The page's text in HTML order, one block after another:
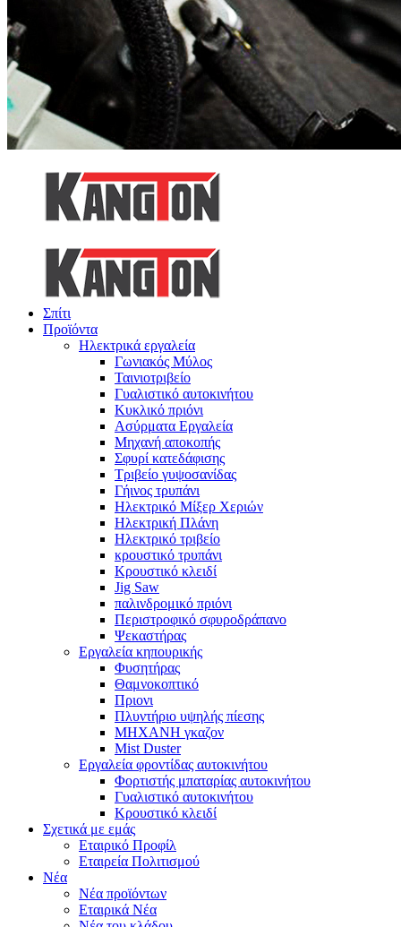
Σπίτι
Προϊόντα
Ηλεκτρικά εργαλεία
Γωνιακός Μύλος
Ταινιοτριβείο
Γυαλιστικό αυτοκινήτου
Κυκλικό πριόνι
Ασύρματα Εργαλεία
Μηχανή αποκοπής
Σφυρί κατεδάφισης
Τριβείο γυψοσανίδας
Γήινος τρυπάνι
Ηλεκτρικό Μίξερ Χεριών
Ηλεκτρική Πλάνη
Ηλεκτρικό τριβείο
κρουστικό τρυπάνι
Κρουστικό κλειδί
Jig Saw
παλινδρομικό πριόνι
Περιστροφικό σφυροδράπανο
Ψεκαστήρας
Εργαλεία κηπουρικής
Φυσητήρας
Θαμνοκοπτικό
Πριονι
Πλυντήριο υψηλής πίεσης
ΜΗΧΑΝΗ γκαζον
Mist Duster
Εργαλεία φροντίδας αυτοκινήτου
Φορτιστής μπαταρίας αυτοκινήτου
Γυαλιστικό αυτοκινήτου
Κρουστικό κλειδί
Σχετικά με εμάς
Εταιρικό Προφίλ
Εταιρεία Πολιτισμού
Νέα
Νέα προϊόντων
Εταιρικά Νέα